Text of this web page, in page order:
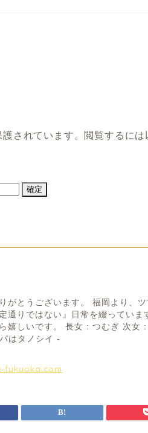
されています。閲覧するに
がとうございます。 福岡より、
通りではない』日常を綴っていま
嬉しいです。 長女 : つむぎ 次女
はタノシイ -